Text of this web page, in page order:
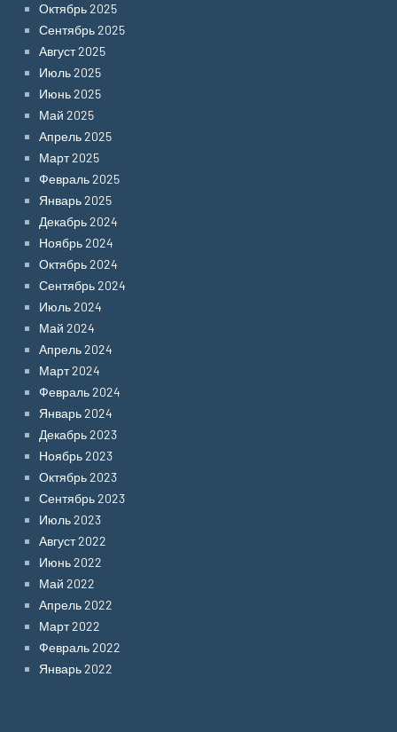
Октябрь 2025
Сентябрь 2025
Август 2025
Июль 2025
Июнь 2025
Май 2025
Апрель 2025
Март 2025
Февраль 2025
Январь 2025
Декабрь 2024
Ноябрь 2024
Октябрь 2024
Сентябрь 2024
Июль 2024
Май 2024
Апрель 2024
Март 2024
Февраль 2024
Январь 2024
Декабрь 2023
Ноябрь 2023
Октябрь 2023
Сентябрь 2023
Июль 2023
Август 2022
Июнь 2022
Май 2022
Апрель 2022
Март 2022
Февраль 2022
Январь 2022